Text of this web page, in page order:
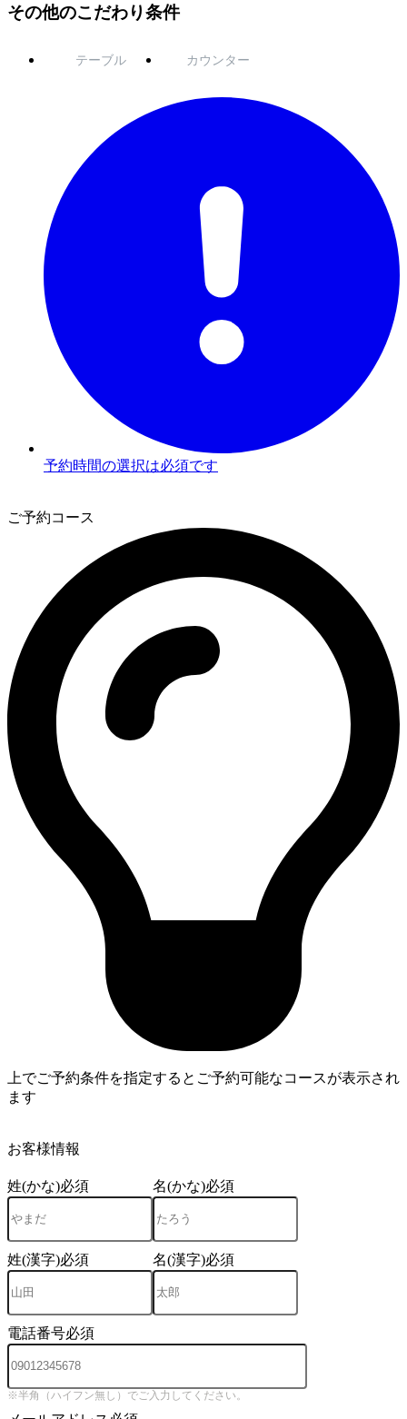
その他のこだわり条件
テーブル カウンター
予約時間の選択は必須です
ご予約コース
上でご予約条件を指定するとご予約可能なコースが表示され
ます
お客様情報
姓(かな)必須 名(かな)必須
姓(漢字)必須 名(漢字)必須
電話番号必須
※半角（ハイフン無し）でご入力してください。